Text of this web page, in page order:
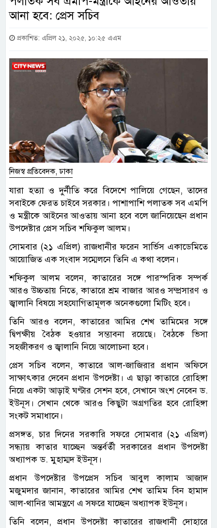
আনা হবে: প্রেস সচিব
প্রকাশিত: এপ্রিল ২১, ২০২৫, ১০:২৫ এএম
নিজস্ব প্রতিবেদক, ঢাকা
যারা হত্যা ও দুর্নীতি করে বিদেশে পালিয়ে গেছেন, তাদের
সবাইকে ফেরত চাইবে সরকার। পাশাপাশি পলাতক সব এমপি
ও মন্ত্রীকে আইনের আওতায় আনা হবে বলে জানিয়েছেন প্রধান
উপদেষ্টার প্রেস সচিব শফিকুল আলম।
সোমবার (২১ এপ্রিল) রাজধানীর ফরেন সার্ভিস একাডেমিতে
আয়োজিত এক সংবাদ সম্মেলনে তিনি এ কথা বলেন।
শফিকুল আলম বলেন, কাতারের সঙ্গে পারস্পরিক সম্পর্ক
আরও উচ্চতায় নিতে, কাতারে শ্রম বাজার আরও সম্প্রসারণ ও
জ্বালানি বিষয়ে সহযোগিতামূলক অনেকগুলো মিটিং হবে।
তিনি আরও বলেন, কাতারের আমির শেখ তামিমের সঙ্গে
দ্বিপক্ষীয় বৈঠক হওয়ার সম্ভাবনা রয়েছে। বৈঠকে ভিসা
সহজীকরণ ও জ্বালানি নিয়ে আলোচনা হবে।
প্রেস সচিব বলেন, কাতারে আল-জাজিরার প্রধান অফিসে
সাক্ষাৎকার দেবেন প্রধান উপদেষ্টা। এ ছাড়া কাতারে রোহিঙ্গা
নিয়ে একটা আড়াই ঘণ্টার সেশন হবে, সেখানে অংশ নেবেন ড.
ইউনূস। সেখান থেকে আরও কিছুটা অগ্রগতির হবে রোহিঙ্গা
সংকট সমাধানে।
প্রসঙ্গত, চার দিনের সরকারি সফরে সোমবার (২১ এপ্রিল)
সন্ধ্যায় কাতার যাচ্ছেন অন্তর্বর্তী সরকারের প্রধান উপদেষ্টা
অধ্যাপক ড. মুহাম্মদ ইউনূস।
প্রধান উপদেষ্টার উপপ্রেস সচিব আবুল কালাম আজাদ
মজুমদার জানান, কাতারের আমির শেখ তামিম বিন হামাদ
আল-থানির আমন্ত্রণে এ সফরে যাচ্ছেন অধ্যাপক ইউনূস।
তিনি বলেন, প্রধান উপদেষ্টা কাতারের রাজধানী দোহারে